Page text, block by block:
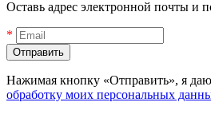
Оставь адрес электронной почты и
*
Нажимая кнопку «Отправить», я
обработку моих персональных